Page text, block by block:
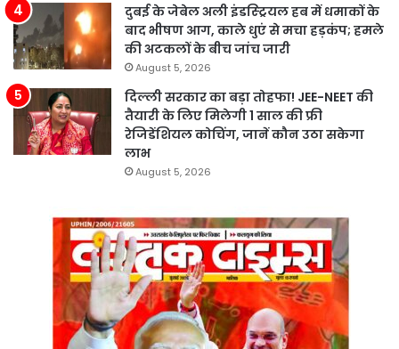
दुबई के जेबेल अली इंडस्ट्रियल हब में धमाकों के
बाद भीषण आग, काले धुएं से मचा हड़कंप; हमले
की अटकलों के बीच जांच जारी
August 5, 2026
दिल्ली सरकार का बड़ा तोहफा! JEE-NEET की
तैयारी के लिए मिलेगी 1 साल की फ्री
रेजिडेंशियल कोचिंग, जानें कौन उठा सकेगा
लाभ
August 5, 2026